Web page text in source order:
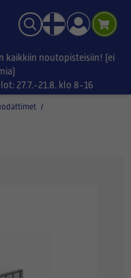
kaikkiin noutopisteisiin! (ei
27.7.-21.8. klo 8-16
/